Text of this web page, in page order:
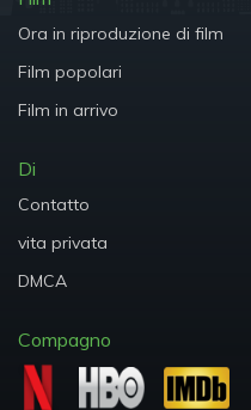
Ora in riproduzione di film
Film popolari
Film in arrivo
Di
Contatto
vita privata
DMCA
Compagno